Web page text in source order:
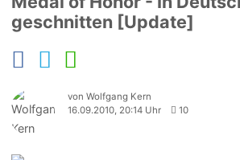
geschnitten [Update]
von Wolfgang Kern
16.09.2010, 20:14 Uhr
10